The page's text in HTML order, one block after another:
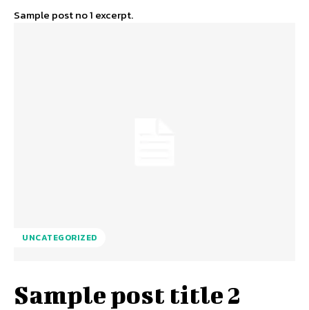
Sample post no 1 excerpt.
UNCATEGORIZED
Sample post title 2